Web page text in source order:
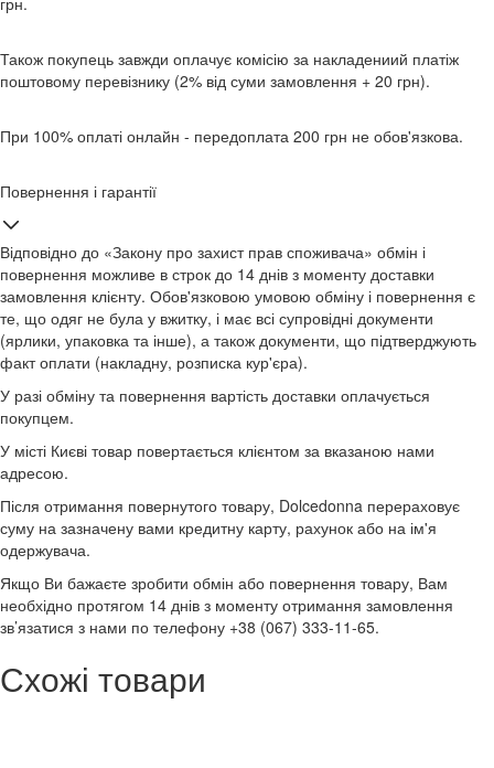
Також покупець завжди оплачує комісію за накладениий платіж
поштовому перевізнику (2% від суми замовлення + 20 грн).
При 100% оплаті онлайн - передоплата 200 грн не обов'язкова.
Повернення і гарантії
Відповідно до «Закону про захист прав споживача» обмін і
повернення можливе в строк до 14 днів з моменту доставки
замовлення клієнту. Обов'язковою умовою обміну і повернення є
те, що одяг не була у вжитку, і має всі супровідні документи
(ярлики, упаковка та інше), а також документи, що підтверджують
факт оплати (накладну, розписка кур'єра).
У разі обміну та повернення вартість доставки оплачується
покупцем.
У місті Києві товар повертається клієнтом за вказаною нами
адресою.
Після отримання повернутого товару, Dolcedonna перераховує
суму на зазначену вами кредитну карту, рахунок або на ім'я
одержувача.
Якщо Ви бажаєте зробити обмін або повернення товару, Вам
необхідно протягом 14 днів з моменту отримання замовлення
зв’язатися з нами по телефону +38 (067) 333-11-65.
Схожі товари